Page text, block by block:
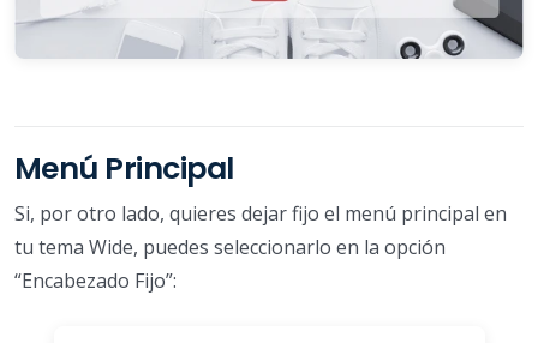
Menú Principal
Si, por otro lado, quieres dejar fijo el menú principal en
tu tema Wide, puedes seleccionarlo en la opción
“Encabezado Fijo”: